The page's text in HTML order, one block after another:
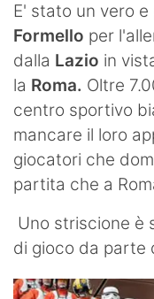
E' stato un vero e
Formello per
dalla Lazio in
la Roma. Oltre
centro sportivo
mancare il loro
giocatori che
partita che a
Uno striscione è
di gioco da parte